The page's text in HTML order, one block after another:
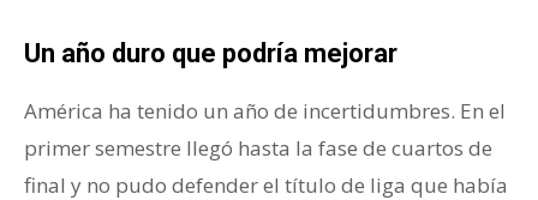
Un año duro que podría mejorar
América ha tenido un año de incertidumbres. En el
primer semestre llegó hasta la fase de cuartos de
final y no pudo defender el título de liga que había